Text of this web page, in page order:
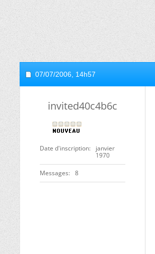
07/07/2006, 14h57
invited40c4b6c
Date d'inscription
janvier
1970
Messages 8